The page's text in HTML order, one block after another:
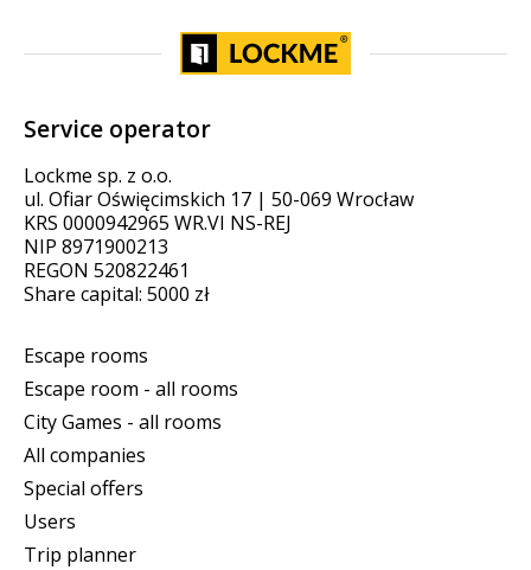
Service operator
Lockme sp. z o.o.
ul. Ofiar Oświęcimskich 17 | 50-069 Wrocław
KRS 0000942965 WR.VI NS-REJ
NIP 8971900213
REGON 520822461
Share capital: 5000 zł
Escape rooms
Escape room - all rooms
City Games - all rooms
All companies
Special offers
Users
Trip planner